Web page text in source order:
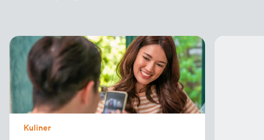
Kuliner